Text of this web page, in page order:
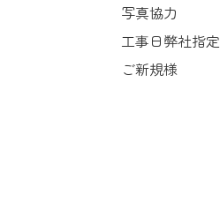
写真協力
工事日弊社指定
ご新規様